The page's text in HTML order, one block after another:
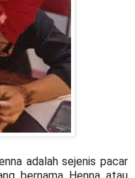
adalah sejenis pacar